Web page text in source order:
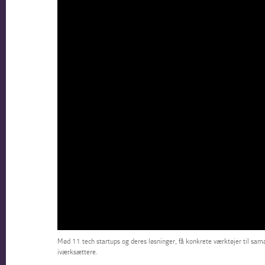
Mød 11 tech startups og deres løsninger, få konkrete værktøjer til
iværksættere.